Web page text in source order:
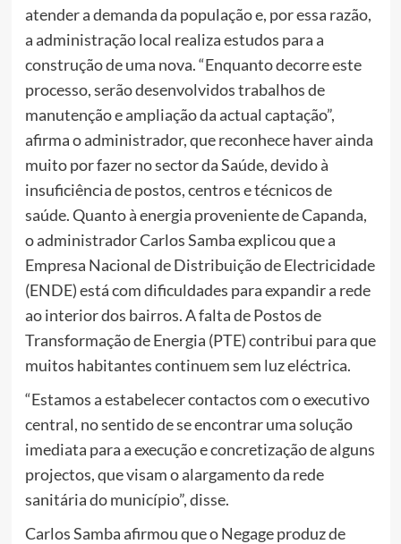
atender a demanda da população e, por essa razão,
a administração local realiza estudos para a
construção de uma nova. “Enquanto decorre este
processo, serão desenvolvidos trabalhos de
manutenção e ampliação da actual captação”,
afirma o administrador, que reconhece haver ainda
muito por fazer no sector da Saúde, devido à
insuficiência de postos, centros e técnicos de
saúde. Quanto à energia proveniente de Capanda,
o administrador Carlos Samba explicou que a
Empresa Nacional de Distribuição de Electricidade
(ENDE) está com dificuldades para expandir a rede
ao interior dos bairros. A falta de Postos de
Transformação de Energia (PTE) contribui para que
muitos habitantes continuem sem luz eléctrica.
“Estamos a estabelecer contactos com o executivo
central, no sentido de se encontrar uma solução
imediata para a execução e concretização de alguns
projectos, que visam o alargamento da rede
sanitária do município”, disse.
Carlos Samba afirmou que o Negage produz de